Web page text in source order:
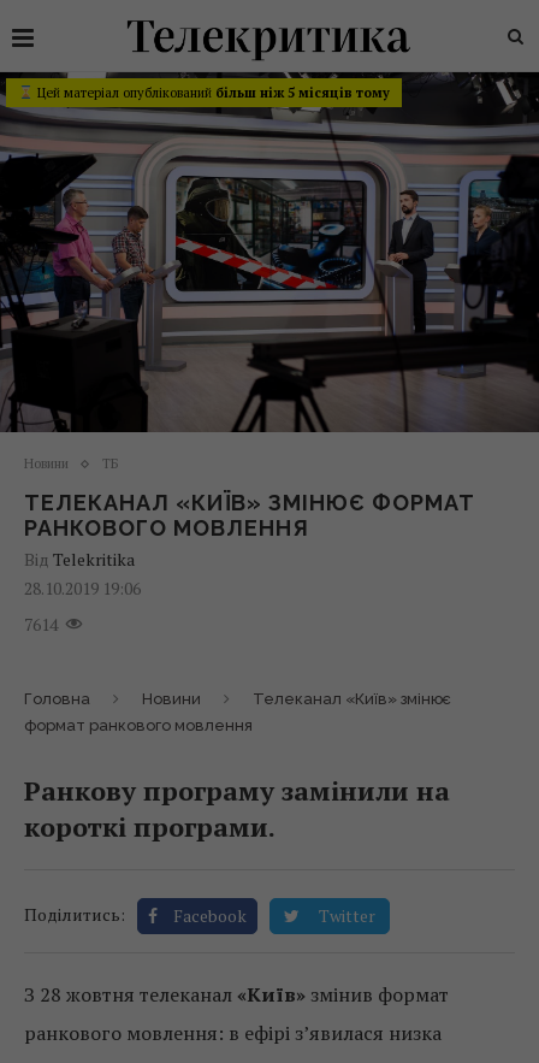
Цей матеріал опублікований більш ніж 5 місяців тому
Новини ТБ
ТЕЛЕКАНАЛ «КИЇВ» ЗМІНЮЄ ФОРМАТ
РАНКОВОГО МОВЛЕННЯ
Від Telekritika
28.10.2019 19:06
7614
Головна Новини
Телеканал «Київ» змінює
формат ранкового мовлення
Ранкову програму замінили на
короткі програми.
Поділитись: Facebook Twitter
З 28 жовтня телеканал «Київ» змінив формат
ранкового мовлення: в ефірі з’явилася низка